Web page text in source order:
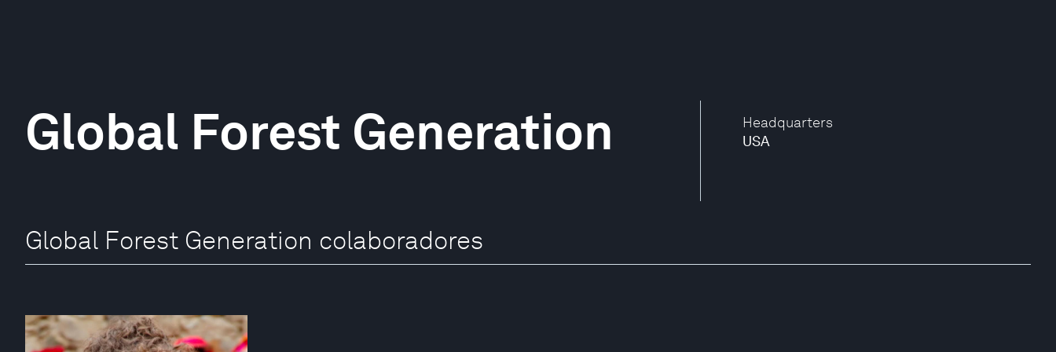
Headquarters
USA
Global Forest Generation
Global Forest Generation colaboradores